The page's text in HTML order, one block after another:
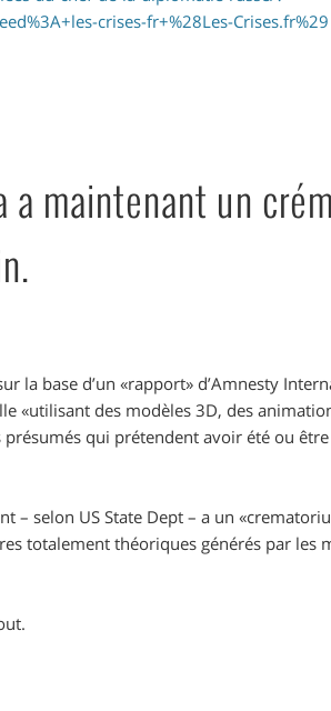
crises-fr+%28Les-Crises.fr%29
a maintenant un
la base d’un «rapport» d’Amnesty
«utilisant des modèles 3D, des
qui prétendent avoir été ou être
– selon US State Dept – a un
totalement théoriques générés par les